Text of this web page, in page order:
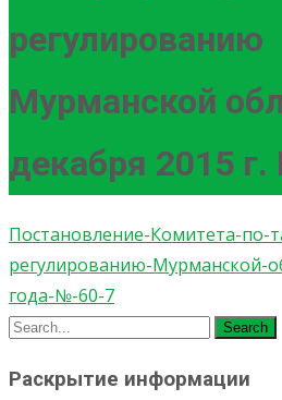
регулированию
Мурманской
декабря 2015 г.
Постановление-Комитета-по-
регулированию-Мурманской-
года-№-60-7
Search
Раскрытие информации